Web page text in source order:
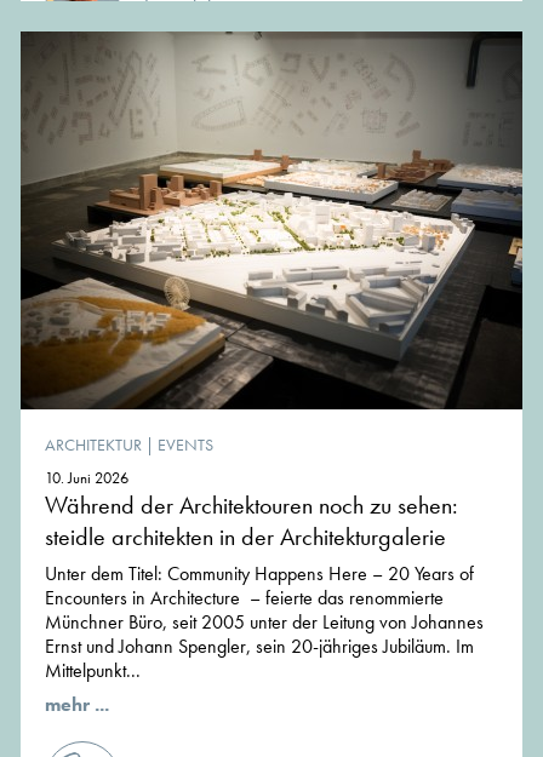
ARCHITEKTUR | EVENTS
10. Juni 2026
Während der Architektouren noch zu sehen:
steidle architekten in der Architekturgalerie
Unter dem Titel: Community Happens Here – 20 Years of
Encounters in Architecture – feierte das renommierte
Münchner Büro, seit 2005 unter der Leitung von Johannes
Ernst und Johann Spengler, sein 20-jähriges Jubiläum. Im
Mittelpunkt...
mehr ...